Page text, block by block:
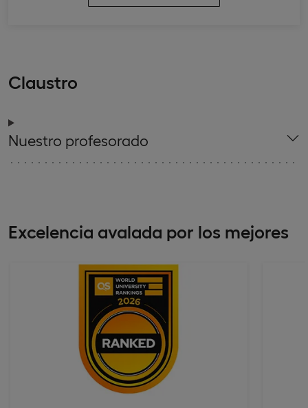
Claustro
Nuestro profesorado
Excelencia avalada por los mejores